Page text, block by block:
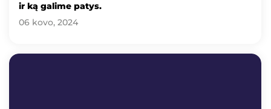
ir ką galime patys.
06 kovo, 2024